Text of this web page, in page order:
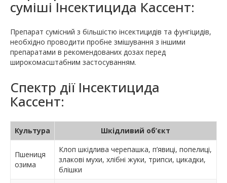
суміші Інсектицида Кассент:
Препарат сумісний з більшістю інсектицидів та фунгіцидів,
необхідно проводити пробне змішування з іншими
препаратами в рекомендованих дозах перед
широкомасштабним застосуванням.
Спектр дії Інсектицида
Кассент:
Культура Шкідливий об’єкт
Пшениця
озима
Клоп шкідлива черепашка, п’явиці, попелиці,
злакові мухи, хлібні жуки, трипси, цикадки,
блішки